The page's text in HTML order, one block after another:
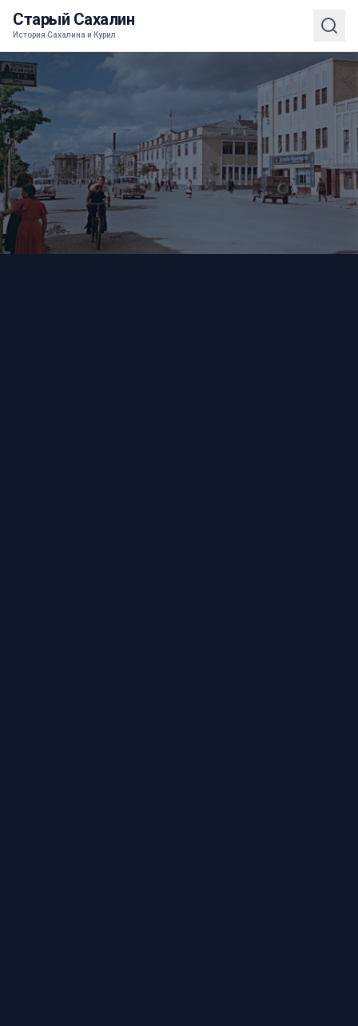
Старый Сахалин
История Сахалина и Курил